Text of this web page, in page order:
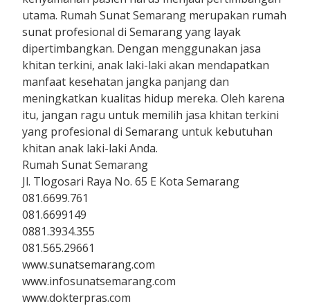
utama. Rumah Sunat Semarang merupakan rumah
sunat profesional di Semarang yang layak
dipertimbangkan. Dengan menggunakan jasa
khitan terkini, anak laki-laki akan mendapatkan
manfaat kesehatan jangka panjang dan
meningkatkan kualitas hidup mereka. Oleh karena
itu, jangan ragu untuk memilih jasa khitan terkini
yang profesional di Semarang untuk kebutuhan
khitan anak laki-laki Anda.
Rumah Sunat Semarang
Jl. Tlogosari Raya No. 65 E Kota Semarang
081.6699.761
081.6699149
0881.3934.355
081.565.29661
www.sunatsemarang.com
www.infosunatsemarang.com
www.dokterpras.com